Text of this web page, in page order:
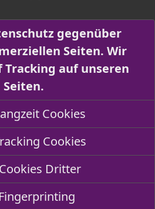
gegenüber
Seiten. Wir
auf unseren
Seiten.
Cookies
Cookies
Dritter